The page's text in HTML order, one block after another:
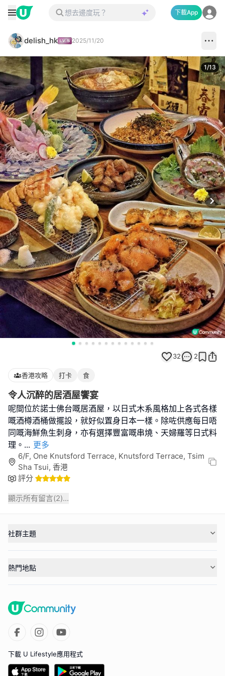
下載App
delish_hk 2025/11/20
1/13
32 2
香港攻略 打卡 食
令人沉醉的居酒屋饗宴
呢間位於諾士佛台嘅居酒屋，以日式木系風格加上各式各樣
嘅酒樽酒桶做擺設，就好似置身日本一樣。除咗供應每日唔
同嘅海鮮魚生刺身，亦有選擇豐富嘅串燒、天婦羅等日式料
理。 ... 更多
6/F, One Knutsford Terrace, Knutsford Terrace, Tsim
Sha Tsui, 香港
評分
顯示所有留言(2)...
社群主題
熱門地點
下載 U Lifestyle應用程式